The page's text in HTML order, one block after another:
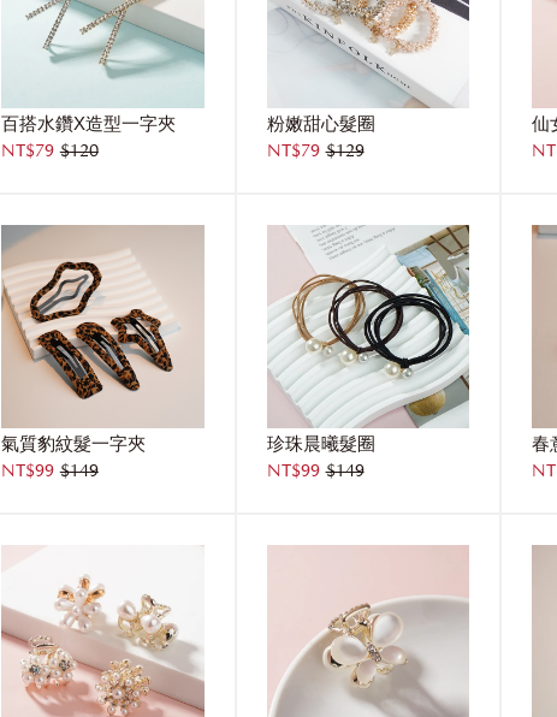
百搭水鑽X造型一字夾
NT$79 $120
粉嫩甜心髮圈
NT$79 $129
仙
氣質豹紋髮一字夾
NT$99 $149
珍珠晨曦髮圈
NT$99 $149
春